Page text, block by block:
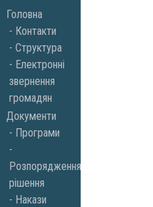
Skip
to
content
Головна
Контакти
Структура
Електронні
звернення
громадян
Документи
Програми
Розпорядження,
рішення
Накази